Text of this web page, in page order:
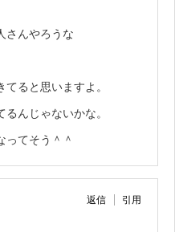
さんやろうな
ると思いますよ。
んじゃないかな。
ってそう＾＾
返信 引用